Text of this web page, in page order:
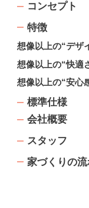
コンセプト
特徴
想像以上の“デザ
想像以上の“快適
想像以上の“安心
標準仕様
会社概要
スタッフ
家づくりの